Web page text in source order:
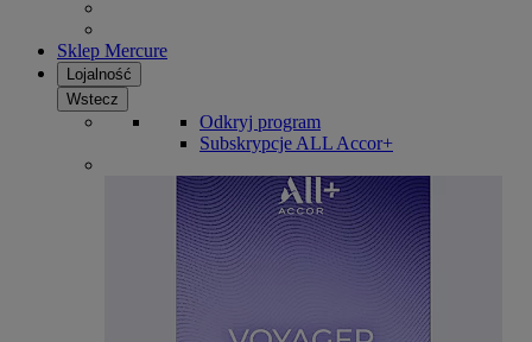
Sklep Mercure
Lojalność
Wstecz
Odkryj program
Subskrypcje ALL Accor+